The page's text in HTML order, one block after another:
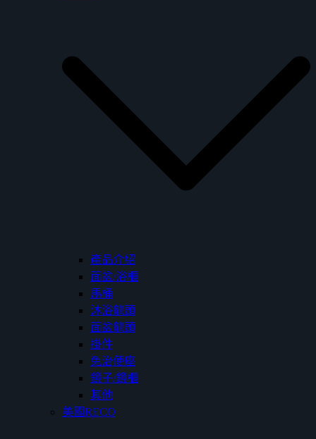
產品介紹
面盆/浴櫃
馬桶
沐浴龍頭
面盆龍頭
掛件
免治便座
鏡子/鏡櫃
其他
美國RECO